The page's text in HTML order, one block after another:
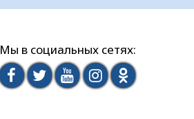
Мы в социальных сетях: